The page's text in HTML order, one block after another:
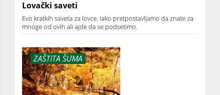
Lovački saveti
Evo kratkih saveta za lovce. Iako pretpostavljamo da znate za
mnoge od ovih ali ajde da se podsetimo.
ZAŠTITA ŠUMA